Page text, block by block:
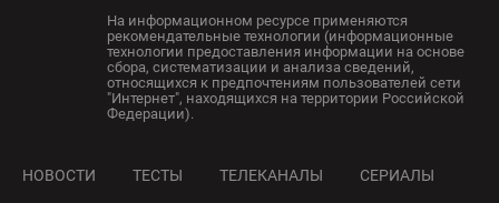
На информационном ресурсе применяются
рекомендательные технологии (информационные
технологии предоставления информации на основе
сбора, систематизации и анализа сведений,
относящихся к предпочтениям пользователей сети
"Интернет", находящихся на территории Российской
Федерации).
НОВОСТИ ТЕСТЫ ТЕЛЕКАНАЛЫ СЕРИАЛЫ